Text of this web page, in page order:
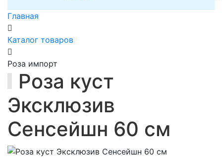
Главная
Каталог товаров
Роза импорт
Роза куст
Эксклюзив
Сенсейшн 60 см